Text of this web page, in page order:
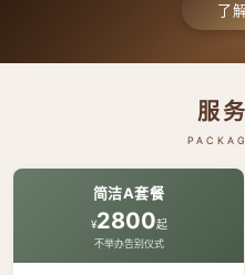
了
服
简洁A套餐
¥2800起
不举办告别仪式